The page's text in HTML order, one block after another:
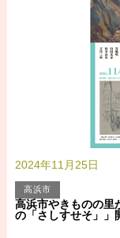
2024年11月25日
高浜市
高浜市やきものの
の「さしすせそ」」